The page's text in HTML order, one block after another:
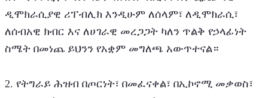
ዲሞክራሲያዊ ሪፐብሊክ እንዲሁም ለሰላም፣ ለዲሞክራሲ፣
ለሰብአዊ ክብር እና ለሀገራዊ መረጋጋት ካለን ጥልቅ የኃላፊነት
ስሜት በመነጨ ይህንን የአቋም መግለጫ አውጥተናል።
2. የትግራይ ሕዝብ በጦርነት፣ በመፈናቀል፣ በኢኮኖሚ መቃወስ፣